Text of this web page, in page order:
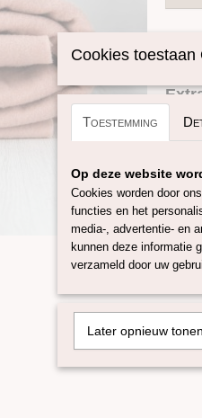
het
Deze
is
Dit
Cookies toestaan
Toestemming
Op deze website
Cookies worden door
functies en het
media-, advertentie- en
kunnen deze informatie
verzameld door uw
Later opnieuw tonen